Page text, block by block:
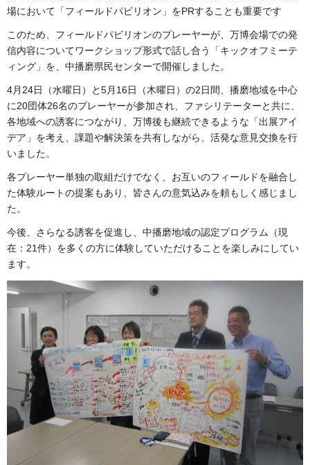
場において「フィールドパビリオン」をPRすることも重要です
このため、フィールドパビリオンのプレーヤーが、万博会場での発
信内容についてワークショップ形式で話し合う「キックオフミーテ
ィング」を、中播磨県民センターで開催しました。
4月24日（水曜日）と5月16日（木曜日）の2日間、播磨地域を中心
に20団体26名のプレーヤーが参加され、ファシリテーターと共に、
各地域への誘客につながり、万博後も継続できるような「出展アイ
デア」を考え、課題や解決策を共有しながら、活発な意見交換を行
いました。
各プレーヤー単独の取組だけでなく、お互いのフィールドを融合し
た体験ルートの提案もあり、皆さんの意気込みを頼もしく感じまし
た。
今後、さらなる誘客を促進し、中播磨地域の認定プログラム（現
在：21件）を多くの方に体験していただけることを楽しみにしてい
ます。